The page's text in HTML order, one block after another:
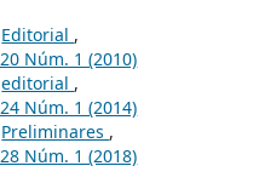
Editorial ,
Núm. 1 (2010)
editorial ,
Núm. 1 (2014)
Preliminares ,
Núm. 1 (2018)